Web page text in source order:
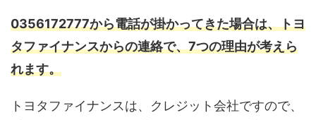
0356172777から電話が掛かってきた場合は、トヨ
タファイナンスからの連絡で、7つの理由が考えら
れます。
トヨタファイナンスは、クレジット会社ですので、